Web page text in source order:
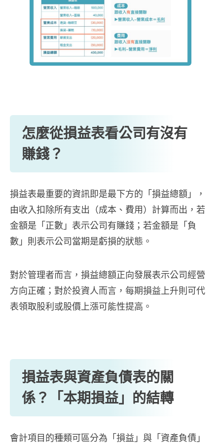
怎麼從損益表看公司有沒有
賺錢？
損益表最重要的資訊即是最下方的「損益總額」，
由收入扣除所有支出（成本、費用）計算而出，若
金額是「正數」表示公司有賺錢；若金額是「負
數」則表示公司當期是虧損的狀態。
對於管理者而言，損益總額正向發展表示公司經營
方向正確；對於投資人而言，每期損益上升則可代
表領取股利或股價上漲可能性提高。
損益表與資產負債表的關
係？「本期損益」的結轉
會計項目的種類可區分為「損益」與「資產負債」